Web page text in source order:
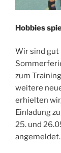
Hobbies
Wir sind gut
zum
weitere
erhielten
Einladung
25. und
angemeldet.